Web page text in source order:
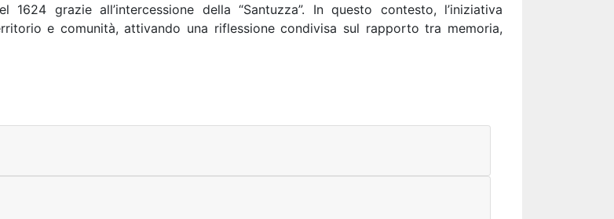
grazie all’intercessione della “Santuzza”. In questo contesto, l’iniziativa
e comunità, attivando una riflessione condivisa sul rapporto tra memoria,